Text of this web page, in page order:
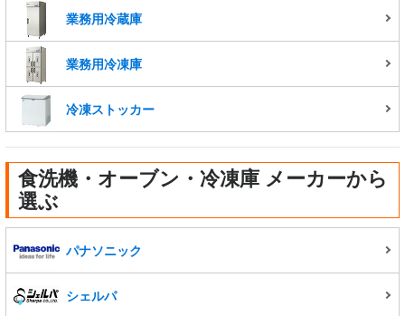
業務用冷蔵庫
業務用冷凍庫
冷凍ストッカー
食洗機・オーブン・冷凍庫 メーカーから
選ぶ
パナソニック
シェルパ